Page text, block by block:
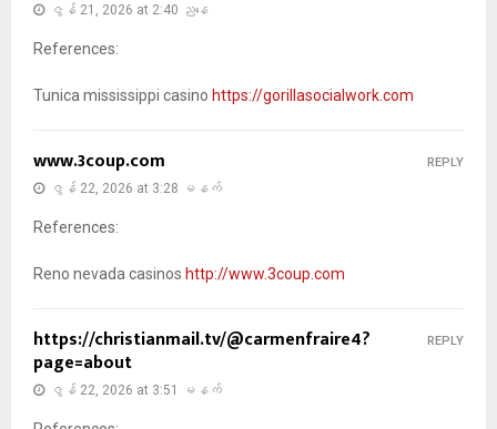
ဇွန် 21, 2026 at 2:40 ညနေ
References:
Tunica mississippi casino https://gorillasocialwork.com
www.3coup.com
ဇွန် 22, 2026 at 3:28 မနက်
References:
Reno nevada casinos http://www.3coup.com
REPLY
https://christianmail.tv/@carmenfraire4?
page=about
ဇွန် 22, 2026 at 3:51 မနက်
REPLY